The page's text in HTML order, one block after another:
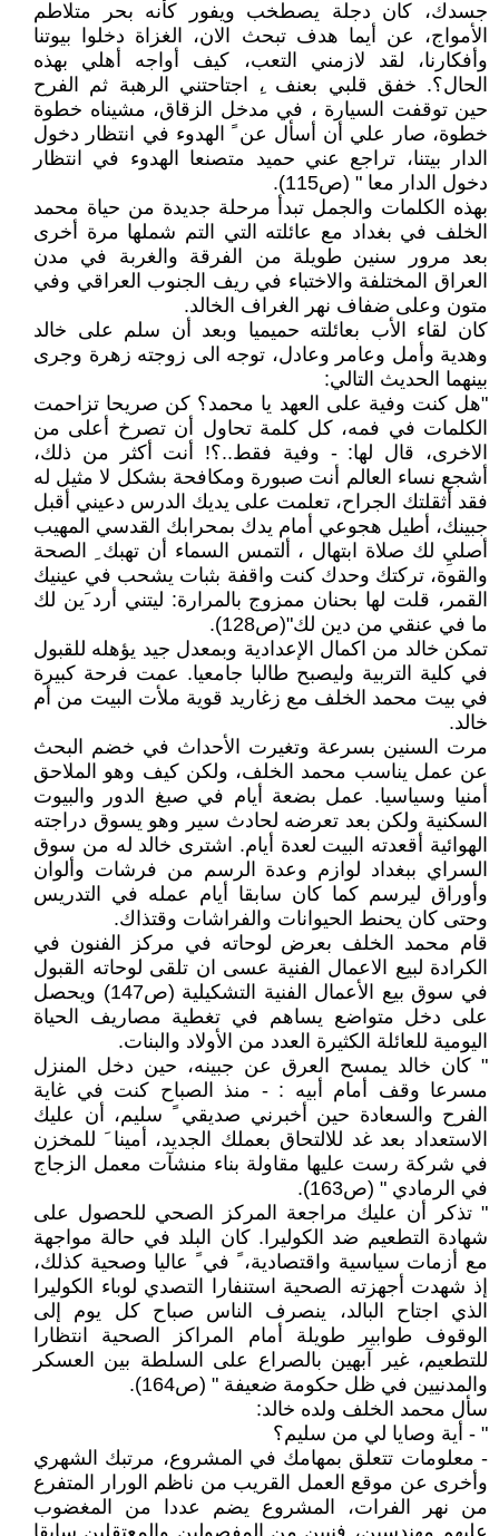
جسدك، كان دجلة يصطخب ويفور كأنه بحر متلاطم
الأمواج، عن أيما هدف تبحث الان، الغزاة دخلوا بيوتنا
وأفكارنا، لقد لازمني التعب، كيف أواجه أهلي بهذه
الحال؟. خفق قلبي بعنف ،ِ اجتاحتني الرهبة ثم الفرح
حين توقفت السيارة ، في مدخل الزقاق، مشيناه خطوة
خطوة، صار علي أن أسأل عن ً الهدوء في انتظار دخول
الدار بيتنا، تراجع عني حميد متصنعا الهدوء في انتظار
دخول الدار معا " (ص115).
بهذه الكلمات والجمل تبدأ مرحلة جديدة من حياة محمد
الخلف في بغداد مع عائلته التي التم شملها مرة أخرى
بعد مرور سنين طويلة من الفرقة والغربة في مدن
العراق المختلفة والاختباء في ريف الجنوب العراقي وفي
متون وعلى ضفاف نهر الغراف الخالد.
كان لقاء الأب بعائلته حميميا وبعد أن سلم على خالد
وهدية وأمل وعامر وعادل، توجه الى زوجته زهرة وجرى
بينهما الحديث التالي:
"هل كنت وفية على العهد يا محمد؟ كن صريحا تزاحمت
الكلمات في فمه، كل كلمة تحاول أن تصرخ أعلى من
الاخرى، قال لها: - وفية فقط..؟! أنت أكثر من ذلك،
أشجع نساء العالم أنت صبورة ومكافحة بشكل لا مثيل له
فقد أثقلتك الجراح، تعلمت على يديك الدرس دعيني أقبل
جبينك، أطيل هجوعي أمام يدك بمحرابك القدسي المهيب
أصليِ لك صلاة ابتهال ، ألتمس السماء أن تهبك ِ الصحة
والقوة، تركتك وحدك كنت واقفة بثبات يشحب في عينيك
القمر، قلت لها بحنان ممزوج بالمرارة: ليتني أرد َين لك
ما في عنقي من دين لك"(ص128).
تمكن خالد من اكمال الإعدادية وبمعدل جيد يؤهله للقبول
في كلية التربية وليصبح طالبا جامعيا. عمت فرحة كبيرة
في بيت محمد الخلف مع زغاريد قوية ملأت البيت من أم
خالد.
مرت السنين بسرعة وتغيرت الأحداث في خضم البحث
عن عمل يناسب محمد الخلف، ولكن كيف وهو الملاحق
أمنيا وسياسيا. عمل بضعة أيام في صبغ الدور والبيوت
السكنية ولكن بعد تعرضه لحادث سير وهو يسوق دراجته
الهوائية أقعدته البيت لعدة أيام. اشترى خالد له من سوق
السراي ببغداد لوازم وعدة الرسم من فرشات وألوان
وأوراق ليرسم كما كان سابقا أيام عمله في التدريس
وحتى كان يحنط الحيوانات والفراشات وقتذاك.
قام محمد الخلف بعرض لوحاته في مركز الفنون في
الكرادة لبيع الاعمال الفنية عسى ان تلقى لوحاته القبول
في سوق بيع الأعمال الفنية التشكيلية (ص147) ويحصل
على دخل متواضع يساهم في تغطية مصاريف الحياة
اليومية للعائلة الكثيرة العدد من الأولاد والبنات.
" كان خالد يمسح العرق عن جبينه، حين دخل المنزل
مسرعا وقف أمام أبيه : - منذ الصباح كنت في غاية
الفرح والسعادة حين أخبرني صديقي ً سليم، أن عليك
الاستعداد بعد غد للالتحاق بعملك الجديد، أمينا َ للمخزن
في شركة رست عليها مقاولة بناء منشآت معمل الزجاج
في الرمادي " (ص163).
" تذكر أن عليك مراجعة المركز الصحي للحصول على
شهادة التطعيم ضد الكوليرا. كان البلد في حالة مواجهة
مع أزمات سياسية واقتصادية، ً في ً عاليا وصحية كذلك،
إذ شهدت أجهزته الصحية استنفارا التصدي لوباء الكوليرا
الذي اجتاح البالد، ينصرف الناس صباح كل يوم إلى
الوقوف طوابير طويلة أمام المراكز الصحية انتظارا
للتطعيم، غير آبهين بالصراع على السلطة بين العسكر
والمدنيين في ظل حكومة ضعيفة " (ص164).
سأل محمد الخلف ولده خالد:
" - أية وصايا لي من سليم؟
- معلومات تتعلق بمهامك في المشروع، مرتبك الشهري
وأخرى عن موقع العمل القريب من ناظم الورار المتفرع
من نهر الفرات، المشروع يضم عددا من المغضوب